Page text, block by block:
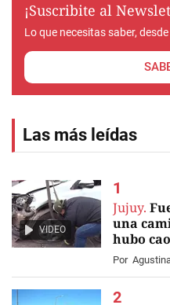
¡Suscribite al
Lo que necesitas saber,
Las más leídas
VIDEO
Jujuy.
una
hubo
Por